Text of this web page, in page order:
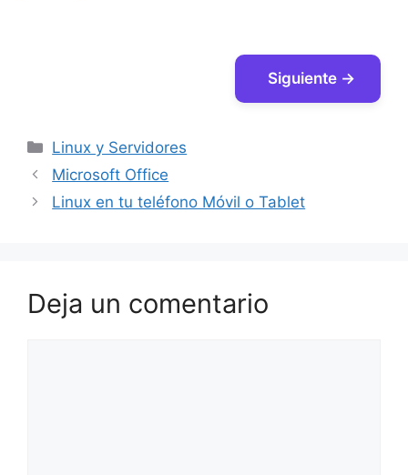
Siguiente →
Categorías
Linux y Servidores
Microsoft Office
Linux en tu teléfono Móvil o Tablet
Deja un comentario